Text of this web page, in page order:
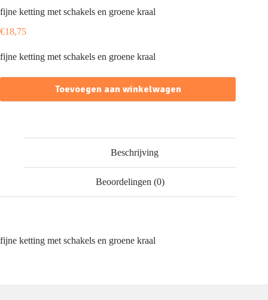
fijne ketting met schakels en groene kraal
€18,75
fijne ketting met schakels en groene kraal
Toevoegen aan winkelwagen
Beschrijving
Beoordelingen (0)
fijne ketting met schakels en groene kraal